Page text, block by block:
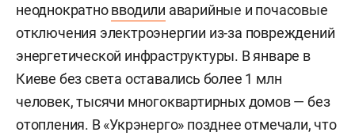
неоднократновводили аварийные и почасовые
отключения электроэнергии из-за повреждений
энергетической инфраструктуры. В январе в
Киеве без света оставались более 1 млн
человек, тысячи многоквартирных домов — без
отопления. В «Укрэнерго» позднее отмечали, что